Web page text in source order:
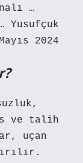
…
Yusufçuk
2024
ve talih
uçan